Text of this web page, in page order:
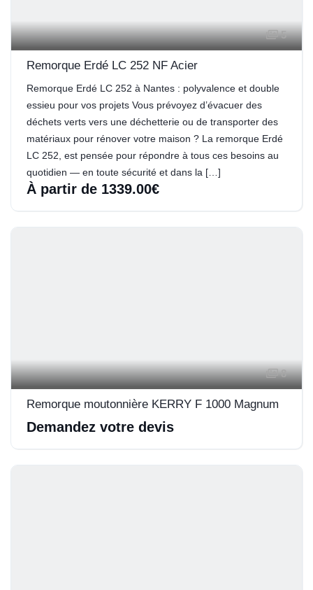
5
Remorque Erdé LC 252 NF Acier
Remorque Erdé LC 252 à Nantes : polyvalence et double
essieu pour vos projets Vous prévoyez d’évacuer des
déchets verts vers une déchetterie ou de transporter des
matériaux pour rénover votre maison ? La remorque Erdé
LC 252, est pensée pour répondre à tous ces besoins au
quotidien — en toute sécurité et dans la […]
À partir de 1339.00€
8
Remorque moutonnière KERRY F 1000 Magnum
Demandez votre devis